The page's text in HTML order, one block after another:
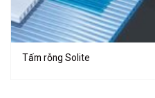
Tấm rỗng Solite